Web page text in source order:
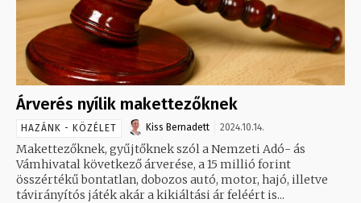
Árverés nyílik makettezőknek
HAZÁNK - KÖZÉLET Kiss Bernadett 2024.10.14.
Makettezőknek, gyűjtőknek szól a Nemzeti Adó- ás
Vámhivatal következő árverése, a 15 millió forint
összértékű bontatlan, dobozos autó, motor, hajó, illetve
távirányítós játék akár a kikiáltási ár feléért is...